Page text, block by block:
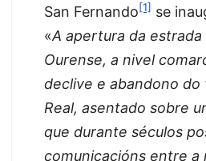
San Fernando[1] se
«A apertura da
Ourense, a nivel
declive e abandono do
Real, asentado sobre
que durante séculos
comunicacións entre a